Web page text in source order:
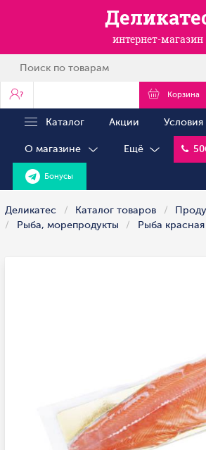
интернет-магазин
? Корзина
Каталог Акции Условия
О магазине Ещё
Бонусы
Деликатес Каталог товаров
Рыба, морепродукты
Рыба красная